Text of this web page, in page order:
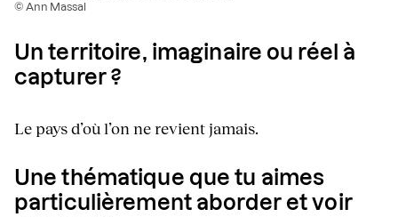
© Ann Massal
Un territoire, imaginaire ou réel à
capturer ?
Le pays d’où l’on ne revient jamais.
Une thématique que tu aimes
particulièrement aborder et voir